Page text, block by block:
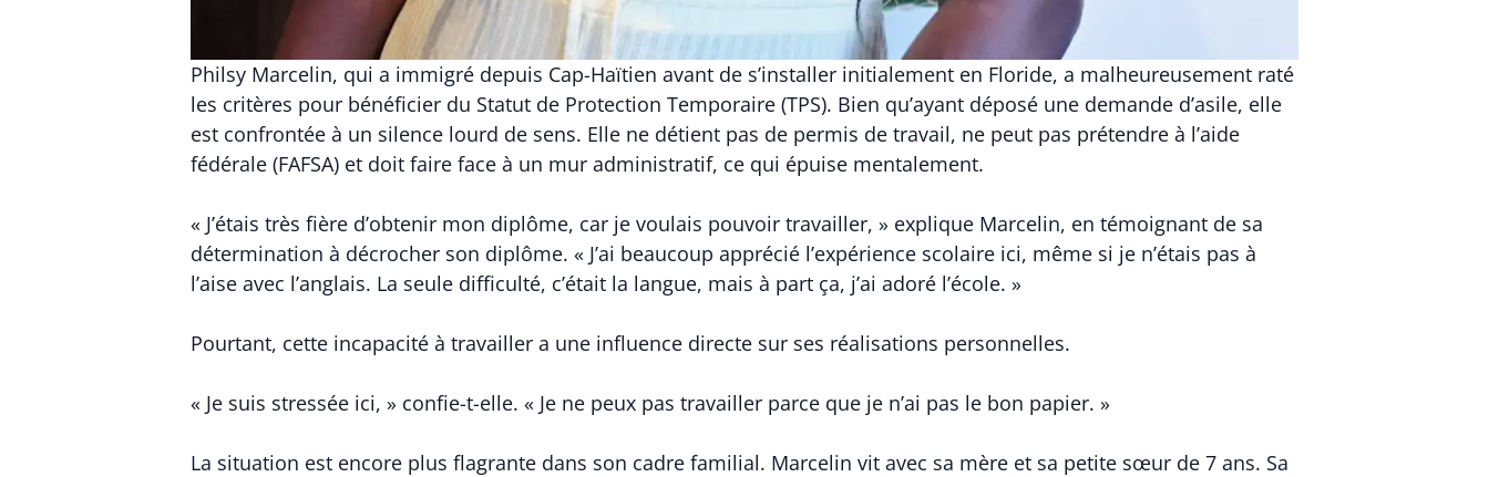
Philsy Marcelin, qui a immigré depuis Cap-Haïtien avant de s’installer initialement en Floride, a malheureusement raté
les critères pour bénéficier du Statut de Protection Temporaire (TPS). Bien qu’ayant déposé une demande d’asile, elle
est confrontée à un silence lourd de sens. Elle ne détient pas de permis de travail, ne peut pas prétendre à l’aide
fédérale (FAFSA) et doit faire face à un mur administratif, ce qui épuise mentalement.
« J’étais très fière d’obtenir mon diplôme, car je voulais pouvoir travailler, » explique Marcelin, en témoignant de sa
détermination à décrocher son diplôme. « J’ai beaucoup apprécié l’expérience scolaire ici, même si je n’étais pas à
l’aise avec l’anglais. La seule difficulté, c’était la langue, mais à part ça, j’ai adoré l’école. »
Pourtant, cette incapacité à travailler a une influence directe sur ses réalisations personnelles.
« Je suis stressée ici, » confie-t-elle. « Je ne peux pas travailler parce que je n’ai pas le bon papier. »
La situation est encore plus flagrante dans son cadre familial. Marcelin vit avec sa mère et sa petite sœur de 7 ans. Sa